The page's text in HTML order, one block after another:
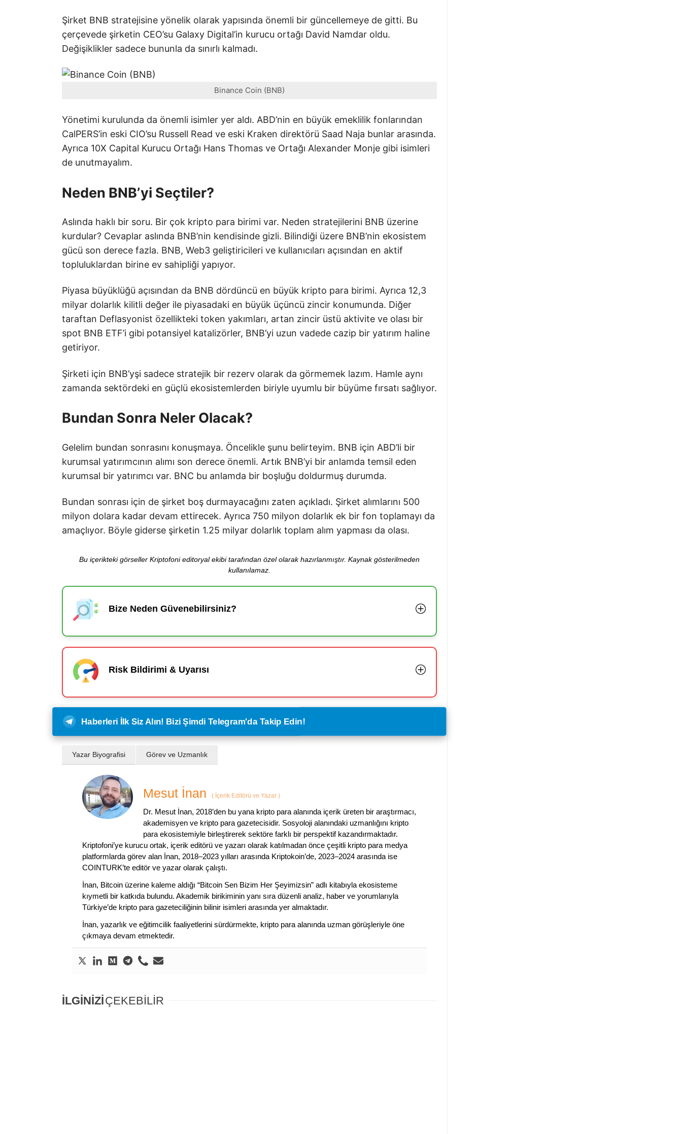
Şirket BNB stratejisine yönelik olarak yapısında önemli bir güncellemeye de gitti. Bu
çerçevede şirketin CEO’su Galaxy Digital’in kurucu ortağı David Namdar oldu.
Değişiklikler sadece bununla da sınırlı kalmadı.
Binance Coin (BNB)
Yönetimi kurulunda da önemli isimler yer aldı. ABD’nin en büyük emeklilik fonlarından
CalPERS’in eski CIO’su Russell Read ve eski Kraken direktörü Saad Naja bunlar arasında.
Ayrıca 10X Capital Kurucu Ortağı Hans Thomas ve Ortağı Alexander Monje gibi isimleri
de unutmayalım.
Neden BNB’yi Seçtiler?
Aslında haklı bir soru. Bir çok kripto para birimi var. Neden stratejilerini BNB üzerine
kurdular? Cevaplar aslında BNB’nin kendisinde gizli. Bilindiği üzere BNB’nin ekosistem
gücü son derece fazla. BNB, Web3 geliştiricileri ve kullanıcıları açısından en aktif
topluluklardan birine ev sahipliği yapıyor.
Piyasa büyüklüğü açısından da BNB dördüncü en büyük kripto para birimi. Ayrıca 12,3
milyar dolarlık kilitli değer ile piyasadaki en büyük üçüncü zincir konumunda. Diğer
taraftan Deflasyonist özellikteki token yakımları, artan zincir üstü aktivite ve olası bir
spot BNB ETF’i gibi potansiyel katalizörler, BNB’yi uzun vadede cazip bir yatırım haline
getiriyor.
Şirketi için BNB’yşi sadece stratejik bir rezerv olarak da görmemek lazım. Hamle aynı
zamanda sektördeki en güçlü ekosistemlerden biriyle uyumlu bir büyüme fırsatı sağlıyor.
Bundan Sonra Neler Olacak?
Gelelim bundan sonrasını konuşmaya. Öncelikle şunu belirteyim. BNB için ABD’li bir
kurumsal yatırımcının alımı son derece önemli. Artık BNB’yi bir anlamda temsil eden
kurumsal bir yatırımcı var. BNC bu anlamda bir boşluğu doldurmuş durumda.
Bundan sonrası için de şirket boş durmayacağını zaten açıkladı. Şirket alımlarını 500
milyon dolara kadar devam ettirecek. Ayrıca 750 milyon dolarlık ek bir fon toplamayı da
amaçlıyor. Böyle giderse şirketin 1.25 milyar dolarlık toplam alım yapması da olası.
Bu içerikteki görseller Kriptofoni editoryal ekibi tarafından özel olarak hazırlanmıştır. Kaynak gösterilmeden
kullanılamaz.
Bize Neden Güvenebilirsiniz?
Risk Bildirimi & Uyarısı
Haberleri İlk Siz Alın! Bizi Şimdi Telegram'da Takip Edin!
Yazar Biyografisi Görev ve Uzmanlık
Mesut İnan ( İçerik Editörü ve Yazar )
Dr. Mesut İnan, 2018’den bu yana kripto para alanında içerik üreten bir araştırmacı,
akademisyen ve kripto para gazetecisidir. Sosyoloji alanındaki uzmanlığını kripto
para ekosistemiyle birleştirerek sektöre farklı bir perspektif kazandırmaktadır.
Kriptofoni’ye kurucu ortak, içerik editörü ve yazarı olarak katılmadan önce çeşitli kripto para medya
platformlarda görev alan İnan, 2018–2023 yılları arasında Kriptokoin’de, 2023–2024 arasında ise
COINTURK’te editör ve yazar olarak çalıştı.
İnan, Bitcoin üzerine kaleme aldığı “Bitcoin Sen Bizim Her Şeyimizsin” adlı kitabıyla ekosisteme
kıymetli bir katkıda bulundu. Akademik birikiminin yanı sıra düzenli analiz, haber ve yorumlarıyla
Türkiye’de kripto para gazeteciliğinin bilinir isimleri arasında yer almaktadır.
İnan, yazarlık ve eğitimcilik faaliyetlerini sürdürmekte, kripto para alanında uzman görüşleriyle öne
çıkmaya devam etmektedir.
İLGİNİZİÇEKEBİLİR